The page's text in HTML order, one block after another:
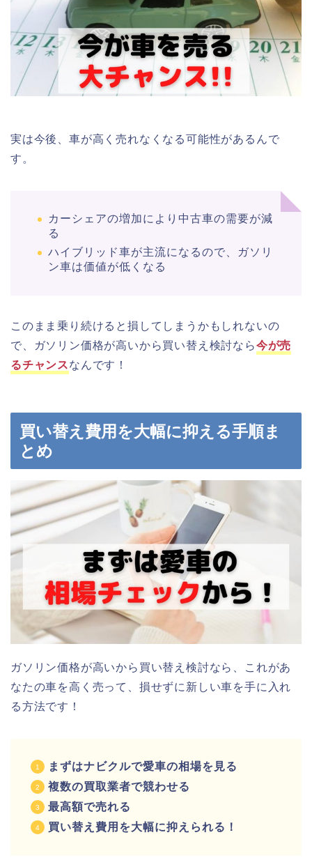
実は今後、車が高く売れなくなる可能性があるんで
す。
カーシェアの増加により中古車の需要が減
る
ハイブリッド車が主流になるので、ガソリ
ン車は価値が低くなる
このまま乗り続けると損してしまうかもしれないの
で、ガソリン価格が高いから買い替え検討なら今が売
るチャンスなんです！
買い替え費用を大幅に抑える手順ま
とめ
ガソリン価格が高いから買い替え検討なら、これがあ
なたの車を高く売って、損せずに新しい車を手に入れ
る方法です！
まずはナビクルで愛車の相場を見る
複数の買取業者で競わせる
最高額で売れる
買い替え費用を大幅に抑えられる！